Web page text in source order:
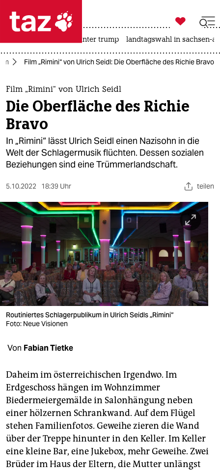
 taz zahl ich
taz zahl ich
themen
politik
öko
gesellschaft
sport
berlin
nord
wahrheit
verlag
verlag
veranstaltungen
shop
unterstützen
abo
genossenschaft
epaper login

taz zahl ich
usa unter trump landtagswahl in sachsen-
Film „Rimini“ von Ulrich Seidl: Die Oberfläche des Richie Bravo
Film „Rimini“ von Ulrich Seidl
Die Oberfläche des Richie
Bravo
In „Rimini“ lässt Ulrich Seidl einen Nazisohn in die
Welt der Schlagermusik flüchten. Dessen sozialen
Beziehungen sind eine Trümmerlandschaft.
5.10.2022 18:39 Uhr teilen
Routiniertes Schlagerpublikum in Ulrich Seidls „Rimini“
Foto: Neue Visionen
Von Fabian Tietke
Daheim im österreichischen Irgendwo. Im
Erdgeschoss hängen im Wohnzimmer
Biedermeiergemälde in Salonhängung neben
einer hölzernen Schrankwand. Auf dem Flügel
stehen Familienfotos. Geweihe zieren die Wand
über der Treppe hinunter in den Keller. Im Keller
eine kleine Bar, eine Jukebox, mehr Geweihe. Zwei
Brüder im Haus der Eltern, die Mutter unlängst